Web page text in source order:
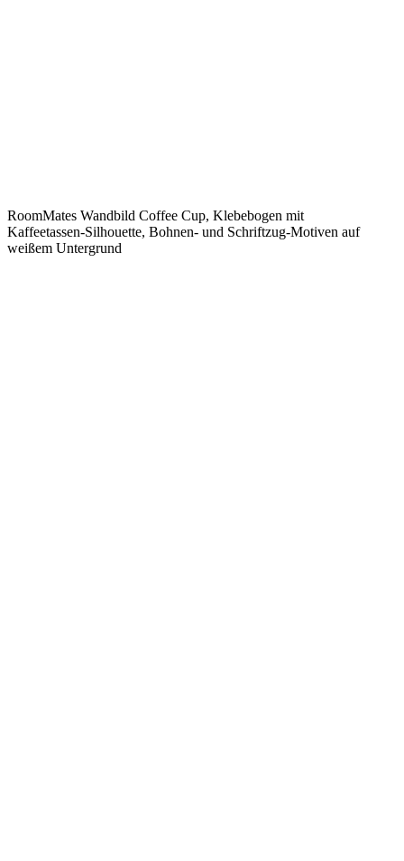
RoomMates Wandbild Coffee Cup, Klebebogen mit
Kaffeetassen-Silhouette, Bohnen- und Schriftzug-Motiven auf
weißem Untergrund